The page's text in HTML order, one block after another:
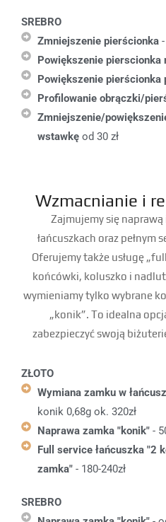
SREBRO
Zmniejszenie pierścionka
Powiększenie pierscionka
Powiększenie pierścionka
Profilowanie obrączki/
Zmniejszenie/
wstawkę od 30 zł
Wzmacnianie i
Zajmujemy się
łańcuszkach oraz pełnym
Oferujemy także usługę
końcówki, koluszko i
wymieniamy tylko wybrane
„konik”. To idealna
zabezpieczyć swoją
ZŁOTO
Wymiana zamku w
konik 0,68g ok. 320zł
Naprawa zamka "konik" -
Full service łańcuszka "2
zamka" - 180-240zł
SREBRO